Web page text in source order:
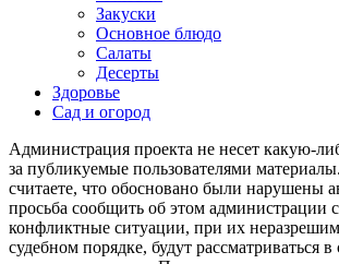
Закуски
Основное блюдо
Салаты
Десерты
Здоровье
Сад и огород
Администрация проекта не несет какую-
за публикуемые пользователями
считаете, что обосновано были нарушены
просьба сообщить об этом администрации
конфликтные ситуации, при их
судебном порядке, будут рассматриваться в